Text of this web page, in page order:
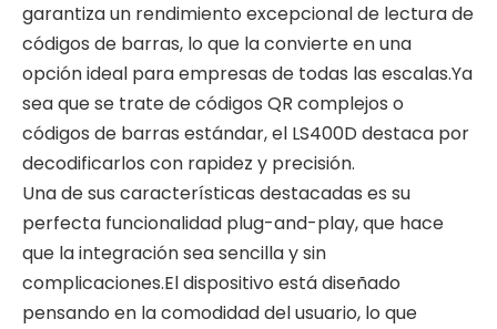
garantiza un rendimiento excepcional de lectura de
códigos de barras, lo que la convierte en una
opción ideal para empresas de todas las escalas.Ya
sea que se trate de códigos QR complejos o
códigos de barras estándar, el LS400D destaca por
decodificarlos con rapidez y precisión.
Una de sus características destacadas es su
perfecta funcionalidad plug-and-play, que hace
que la integración sea sencilla y sin
complicaciones.El dispositivo está diseñado
pensando en la comodidad del usuario, lo que